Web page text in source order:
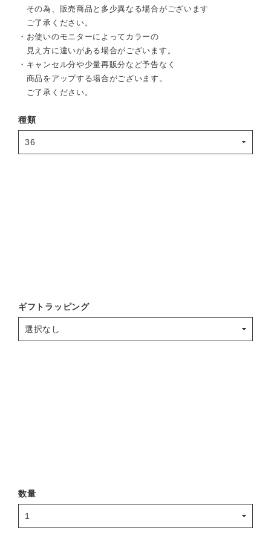
その為、販売商品と多少異なる場合がございます
ご了承ください。
・お使いのモニターによってカラーの
見え方に違いがある場合がございます。
・キャンセル分や少量再販分など予告なく
商品をアップする場合がございます。
ご了承ください。
種類
ギフトラッピング
数量